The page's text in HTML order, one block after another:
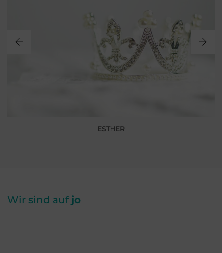
ESTHER
Wir sind auf jo